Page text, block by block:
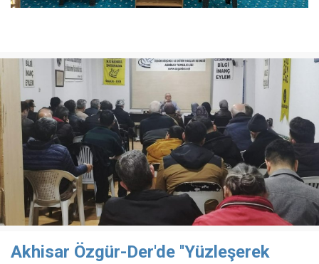
Akhisar Özgür-Der'de ''Yüzleşerek